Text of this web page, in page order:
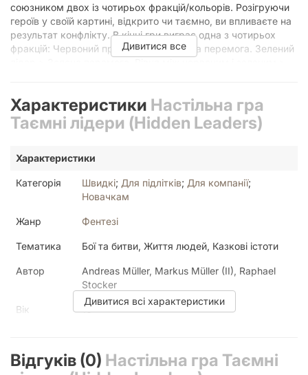
союзником двох із чотирьох фракцій/кольорів. Розігруючи
героїв у своїй картині, відкрито чи таємно, ви впливаєте на
результат конфлікту. В кінці гри виграє одна з чотирьох
фракцій: Червоний провідний > Червона перемога. Зелений
фракції-переможця, може претендувати на перемогу.
Однак у них повинно бути більше героїв цього кольору, ніж
у будь-якого конкурента. Таємні лідери (Hidden Leaders) —
взаємодією з гравцем. Він поєднує елементи побудови
Дивитися все
Характеристики Настільна гра
Таємні лідери (Hidden Leaders)
Характеристики
Категорія Швидкі; Для підлітків; Для компанії;
Новачкам
Жанр Фентезі
Тематика Бої та битви, Життя людей, Казкові істоти
Автор
Andreas Müller, Markus Müller (II), Raphael
Stocker
Вік 10+
Країна
друку
Україна
Дивитися всі характеристики
Відгуків (0) Настільна гра Таємні